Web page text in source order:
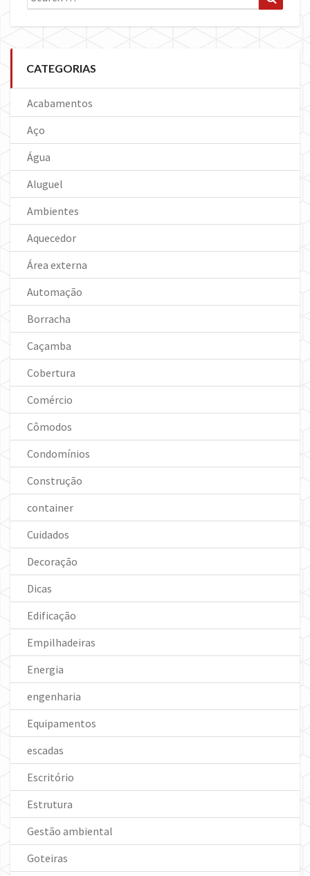
for:
CATEGORIAS
Acabamentos
Aço
Água
Aluguel
Ambientes
Aquecedor
Área externa
Automação
Borracha
Caçamba
Cobertura
Comércio
Cômodos
Condomínios
Construção
container
Cuidados
Decoração
Dicas
Edificação
Empilhadeiras
Energia
engenharia
Equipamentos
escadas
Escritório
Estrutura
Gestão ambiental
Goteiras